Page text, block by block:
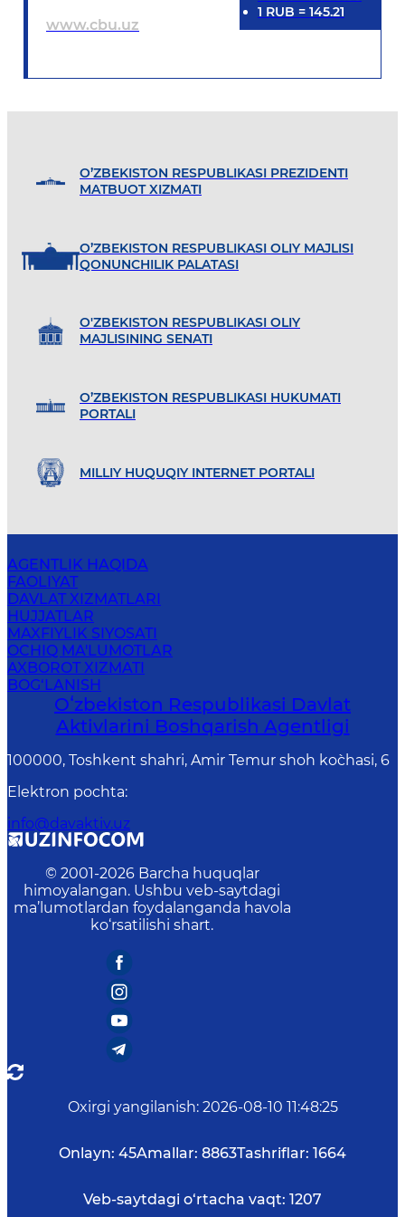
www.cbu.uz
1 RUB = 145.21
O’ZBEKISTON RESPUBLIKASI PREZIDENTI
MATBUOT XIZMATI
O’ZBEKISTON RESPUBLIKASI OLIY MAJLISI
QONUNCHILIK PALATASI
O'ZBEKISTON RESPUBLIKASI OLIY
MAJLISINING SENATI
O’ZBEKISTON RESPUBLIKASI HUKUMATI
PORTALI
MILLIY HUQUQIY INTERNET PORTALI
AGENTLIK HAQIDA
FAOLIYAT
DAVLAT XIZMATLARI
HUJJATLAR
MAXFIYLIK SIYOSATI
OCHIQ MA'LUMOTLAR
AXBOROT XIZMATI
BOG‘LANISH
Oʻzbekiston Respublikasi Davlat
Aktivlarini Boshqarish Agentligi
100000, Toshkent shahri, Amir Temur shoh ko`chasi, 6
Elektron pochta:
info@davaktiv.uz
© 2001-2026 Barcha huquqlar
himoyalangan. Ushbu veb-saytdagi
ma’lumotlardan foydalanganda havola
ko‘rsatilishi shart.
Oxirgi yangilanish: 2026-08-10 11:48:25
Onlayn: 45Amallar: 8863Tashriflar: 1664
Veb-saytdagi o‘rtacha vaqt: 1207